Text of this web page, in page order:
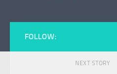
FOLLOW:
NEXT STORY